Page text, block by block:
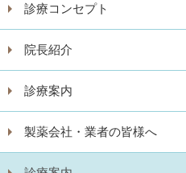
診療コンセプト
院長紹介
診療案内
製薬会社・業者の皆様へ